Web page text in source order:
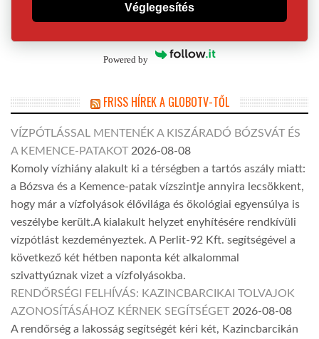
Véglegesítés
Powered by
FRISS HÍREK A GLOBOTV-TŐL
VÍZPÓTLÁSSAL MENTENÉK A KISZÁRADÓ BÓZSVÁT ÉS
A KEMENCE-PATAKOT 2026-08-08
Komoly vízhiány alakult ki a térségben a tartós aszály miatt:
a Bózsva és a Kemence-patak vízszintje annyira lecsökkent,
hogy már a vízfolyások élővilága és ökológiai egyensúlya is
veszélybe került.A kialakult helyzet enyhítésére rendkívüli
vízpótlást kezdeményeztek. A Perlit-92 Kft. segítségével a
következő két hétben naponta két alkalommal
szivattyúznak vizet a vízfolyásokba.
RENDŐRSÉGI FELHÍVÁS: KAZINCBARCIKAI TOLVAJOK
AZONOSÍTÁSÁHOZ KÉRNEK SEGÍTSÉGET 2026-08-08
A rendőrség a lakosság segítségét kéri két, Kazincbarcikán